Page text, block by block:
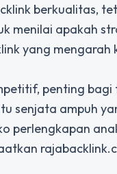
berkualitas,
menilai apakah
yang
penting
senjata ampuh
perlengkapan